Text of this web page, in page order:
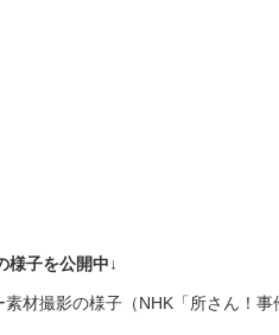
子を公開中↓
材撮影の様子（NHK「所さん！事